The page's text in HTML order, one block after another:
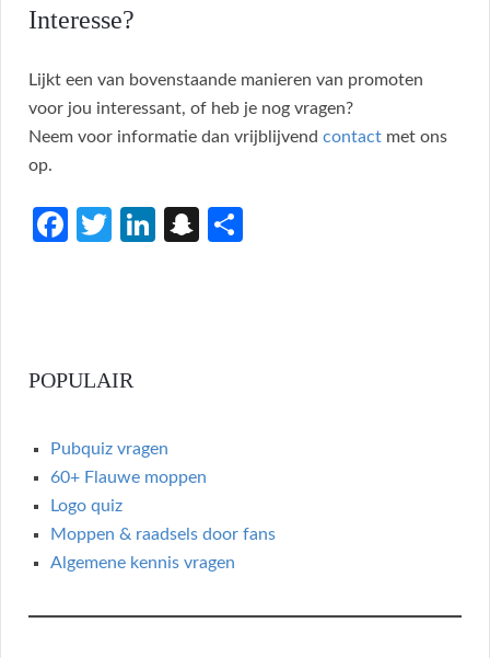
Interesse?
Lijkt een van bovenstaande manieren van promoten
voor jou interessant, of heb je nog vragen?
Neem voor informatie dan vrijblijvend contact met ons
op.
Fa
o
k
T
Li
S
POPULAIR
Pubquiz vragen
60+ Flauwe moppen
Logo quiz
Moppen & raadsels door fans
Algemene kennis vragen